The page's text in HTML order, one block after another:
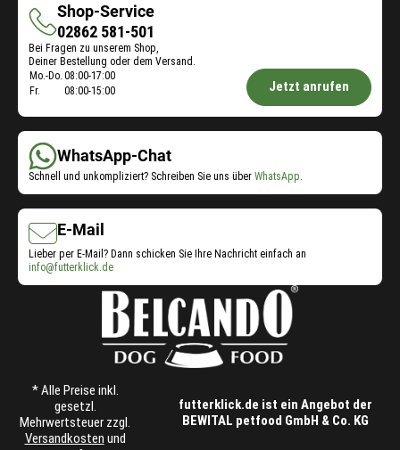
Shop-Service
Shop-
Service
02862 581-501
Bei Fragen zu unserem Shop,
Deiner Bestellung oder dem Versand.
Öffnungszeiten
Shop-
Mo.-Do. 08:00-17:00
Fr.
08:00-15:00 Jetzt anrufen
WhatsApp-Chat
Schnell und unkompliziert? Schreiben Sie uns über WhatsApp
E-Mail
Lieber per E-Mail? Dann schicken Sie Ihre Nachricht einfach an
info@futterklick.de
* Alle Preise inkl.
gesetzl.
Mehrwertsteuer zzgl.
Versandkosten und
futterklick.de ist ein Angebot der
BEWITAL petfood GmbH & Co. KG